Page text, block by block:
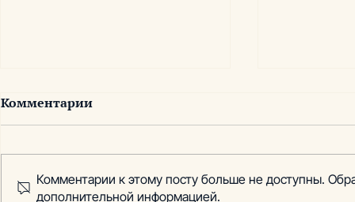
Комментарии
Комментарии к этому посту больше не доступны.
дополнительной информацией.